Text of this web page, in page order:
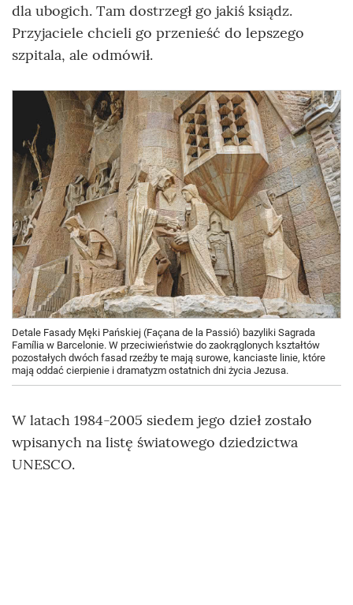
dla ubogich. Tam dostrzegł go jakiś ksiądz.
Przyjaciele chcieli go przenieść do lepszego
szpitala, ale odmówił.
Detale Fasady Męki Pańskiej (Façana de la Passió) bazyliki Sagrada
Família w Barcelonie. W przeciwieństwie do zaokrąglonych kształtów
pozostałych dwóch fasad rzeźby te mają surowe, kanciaste linie, które
mają oddać cierpienie i dramatyzm ostatnich dni życia Jezusa.
W latach 1984-2005 siedem jego dzieł zostało
wpisanych na listę światowego dziedzictwa
UNESCO.